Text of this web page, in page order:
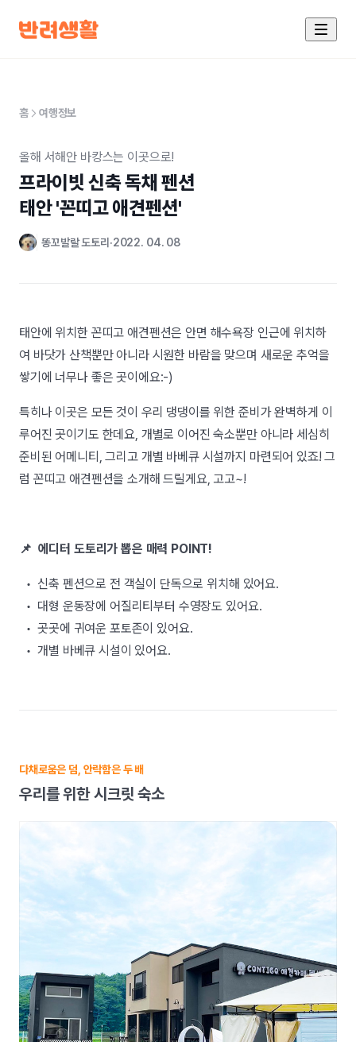
홈 여행정보
올해 서해안 바캉스는 이곳으로!
프라이빗 신축 독채 펜션
태안 '꼰띠고 애견펜션'
똥꼬발랄 도토리 2022. 04. 08
태안에 위치한 꼰띠고 애견펜션은 안면 해수욕장 인근에 위치하
여 바닷가 산책뿐만 아니라 시원한 바람을 맞으며 새로운 추억을
쌓기에 너무나 좋은 곳이에요:-)
특히나 이곳은 모든 것이 우리 댕댕이를 위한 준비가 완벽하게 이
루어진 곳이기도 한데요, 개별로 이어진 숙소뿐만 아니라 세심히
준비된 어메니티, 그리고 개별 바베큐 시설까지 마련되어 있죠! 그
럼 꼰띠고 애견펜션을 소개해 드릴게요, 고고~!
📌 에디터 도토리가 뽑은 매력 POINT!
• 신축 펜션으로 전 객실이 단독으로 위치해 있어요.
• 대형 운동장에 어질리티부터 수영장도 있어요.
• 곳곳에 귀여운 포토존이 있어요.
• 개별 바베큐 시설이 있어요.
다채로움은 덤, 안락함은 두 배
우리를 위한 시크릿 숙소